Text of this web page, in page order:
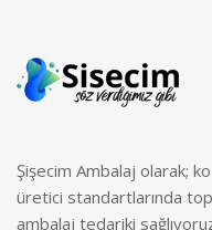
Şişecim Ambalaj olarak;
üretici standartlarında
ambalaj tedariki